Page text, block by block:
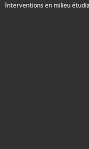
Interventions en milieu